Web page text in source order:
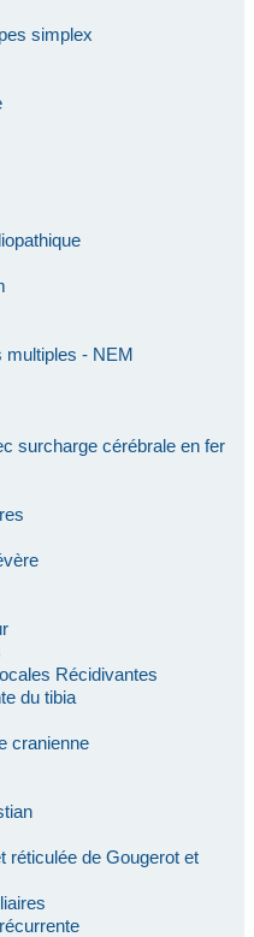
simplex
multiples - NEM
surcharge cérébrale en fer
Récidivantes
du tibia
cranienne
réticulée de Gougerot et